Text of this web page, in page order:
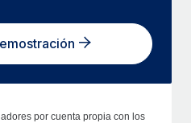
por cuenta propia con los